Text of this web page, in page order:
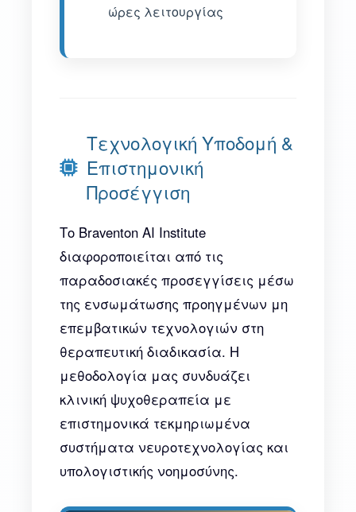
ώρες λειτουργίας
Τεχνολογική Υποδομή &
Επιστημονική
Προσέγγιση
Το Braventon AI Institute
διαφοροποιείται από τις
παραδοσιακές προσεγγίσεις μέσω
της ενσωμάτωσης προηγμένων μη
επεμβατικών τεχνολογιών στη
θεραπευτική διαδικασία. Η
μεθοδολογία μας συνδυάζει
κλινική ψυχοθεραπεία με
επιστημονικά τεκμηριωμένα
συστήματα νευροτεχνολογίας και
υπολογιστικής νοημοσύνης.